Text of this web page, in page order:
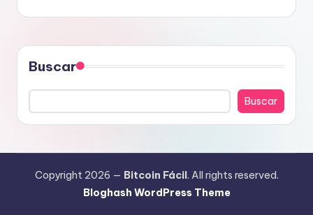
Buscar
Buscar
Copyright 2026 — Bitcoin Fácil. All rights reserved.
Bloghash WordPress Theme